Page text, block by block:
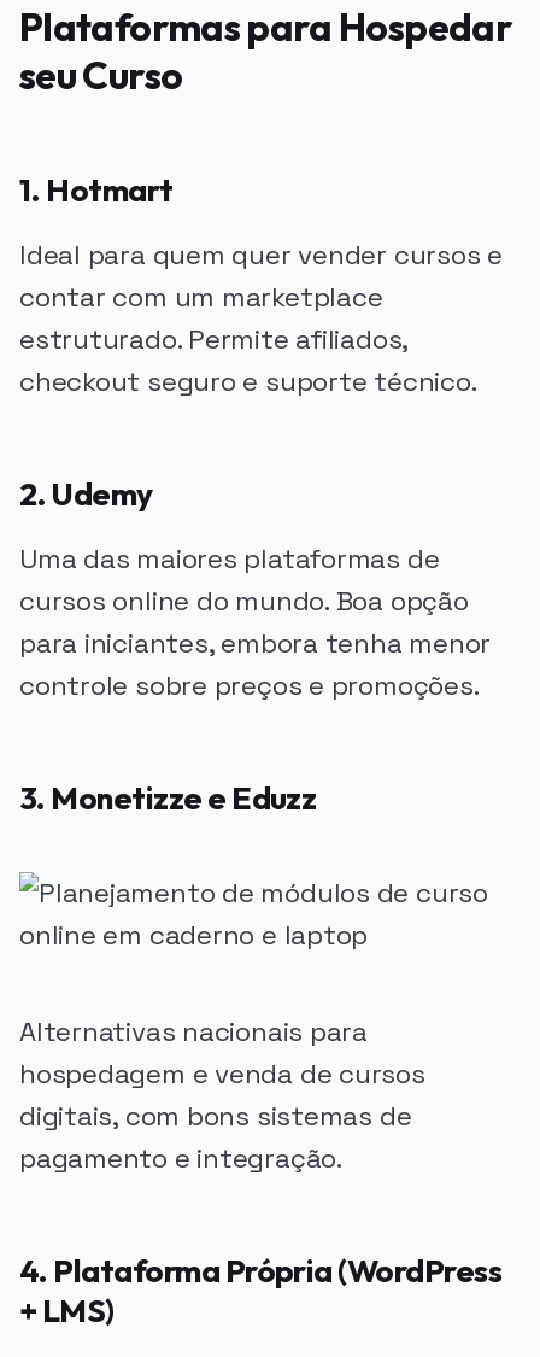
Plataformas para Hospedar
seu Curso
1. Hotmart
Ideal para quem quer vender cursos e
contar com um marketplace
estruturado. Permite afiliados,
checkout seguro e suporte técnico.
2. Udemy
Uma das maiores plataformas de
cursos online do mundo. Boa opção
para iniciantes, embora tenha menor
controle sobre preços e promoções.
3. Monetizze e Eduzz
Alternativas nacionais para
hospedagem e venda de cursos
digitais, com bons sistemas de
pagamento e integração.
4. Plataforma Própria (WordPress
+ LMS)